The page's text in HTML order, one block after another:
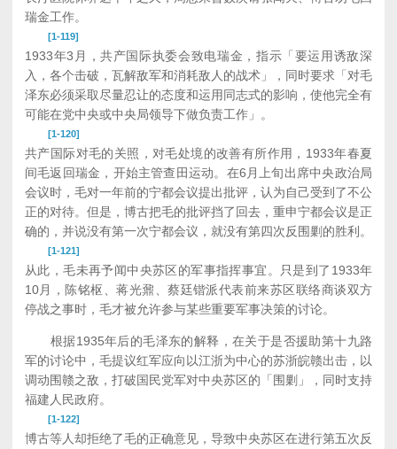
瑞金工作。
[1-119]
1933年3月，共产国际执委会致电瑞金，指示「要运用诱敌深
入，各个击破，瓦解敌军和消耗敌人的战术」，同时要求「对毛
泽东必须采取尽量忍让的态度和运用同志式的影响，使他完全有
可能在党中央或中央局领导下做负责工作」。
[1-120]
共产国际对毛的关照，对毛处境的改善有所作用，1933年春夏
间毛返回瑞金，开始主管查田运动。在6月上旬出席中央政治局
会议时，毛对一年前的宁都会议提出批评，认为自己受到了不公
正的对待。但是，博古把毛的批评挡了回去，重申宁都会议是正
确的，并说没有第一次宁都会议，就没有第四次反围剿的胜利。
[1-121]
从此，毛未再予闻中央苏区的军事指挥事宜。只是到了1933年
10月，陈铭枢、蒋光鼐、蔡廷锴派代表前来苏区联络商谈双方
停战之事时，毛才被允许参与某些重要军事决策的讨论。
根据1935年后的毛泽东的解释，在关于是否援助第十九路
军的讨论中，毛提议红军应向以江浙为中心的苏浙皖赣出击，以
调动围赣之敌，打破国民党军对中央苏区的「围剿」，同时支持
福建人民政府。
[1-122]
博古等人却拒绝了毛的正确意见，导致中央苏区在进行第五次反